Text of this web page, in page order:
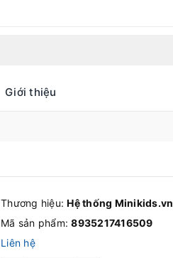
Giới thiệu
Thương hiệu:Hệ thống Minikids.vn
Mã sản phẩm:8935217416509
Liên hệ